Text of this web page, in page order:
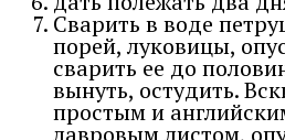
Сварить в воде
порей, луковицы,
сварить ее до
вынуть, остудить.
простым и